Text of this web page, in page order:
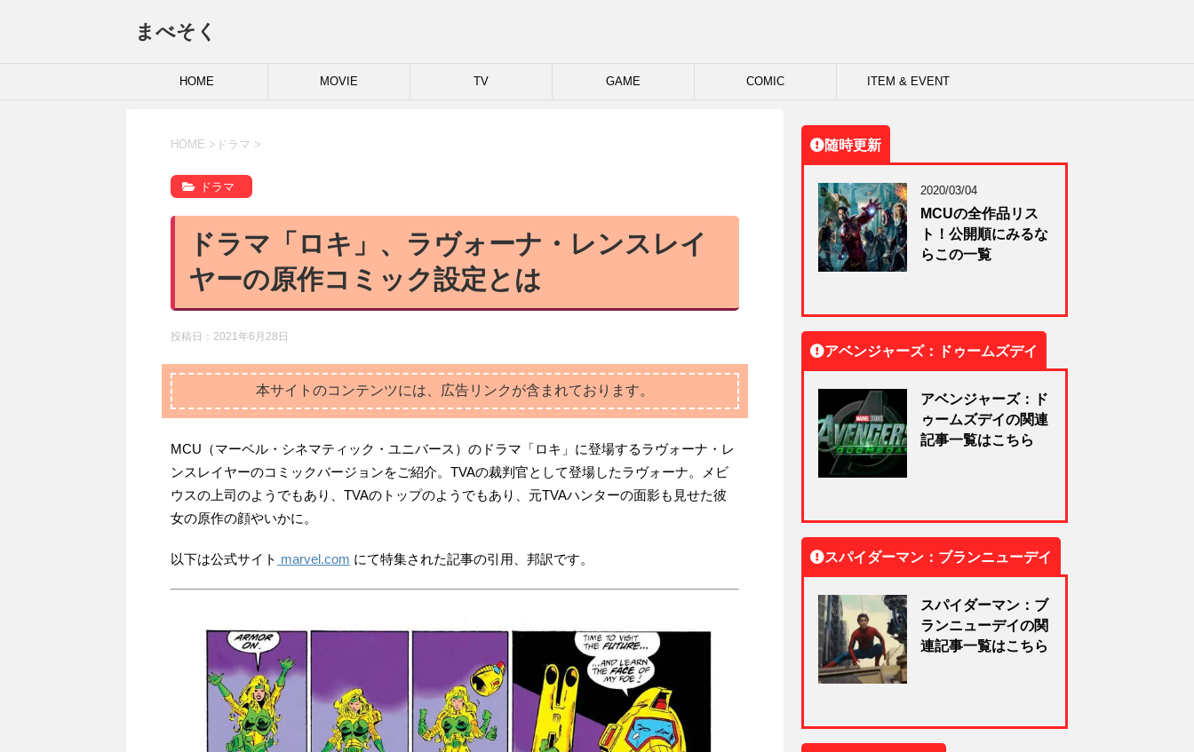
まべそく
HOME MOVIE TV GAME COMIC ITEM & EVENT
HOME > ドラマ >
ドラマ
ドラマ「ロキ」、ラヴォーナ・レンスレイ
ヤーの原作コミック設定とは
投稿日： 2021年6月28日
本サイトのコンテンツには、広告リンクが含まれております。
MCU（マーベル・シネマティック・ユニバース）のドラマ「ロキ」に登場するラヴォーナ・レ
ンスレイヤーのコミックバージョンをご紹介。TVAの裁判官として登場したラヴォーナ。メビ
ウスの上司のようでもあり、TVAのトップのようでもあり、元TVAハンターの面影も見せた彼
女の原作の顔やいかに。
以下は公式サイト marvel.com にて特集された記事の引用、邦訳です。
随時更新
2020/03/04
MCUの全作品リス
ト！公開順にみるな
らこの一覧
アベンジャーズ：ドゥームズデイ
アベンジャーズ：ド
ゥームズデイの関連
記事一覧はこちら
スパイダーマン：ブランニューデイ
スパイダーマン：ブ
ランニューデイの関
連記事一覧はこちら